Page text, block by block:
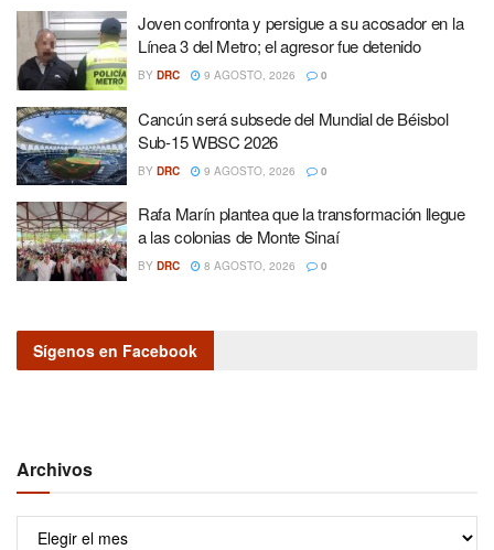
Joven confronta y persigue a su acosador en la
Línea 3 del Metro; el agresor fue detenido
BY DRC 9 AGOSTO, 2026 0
Cancún será subsede del Mundial de Béisbol
Sub-15 WBSC 2026
BY DRC 9 AGOSTO, 2026 0
Rafa Marín plantea que la transformación llegue
a las colonias de Monte Sinaí
BY DRC 8 AGOSTO, 2026 0
Sígenos en Facebook
Archivos